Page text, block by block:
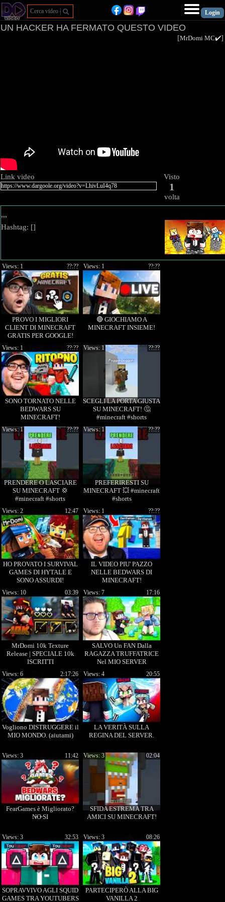
UN HACKER HA FERMATO QUESTO VIDEO
[MrDomi MC✔️]
Link video Visto
1
volta
""
Hashtag: []
PROVO I MIGLIORI
CLIENT DI MINECRAFT
GRATIS PER GOOGLE!
??:??
Views: 1
🔴 GIOCHIAMO A
MINECRAFT INSIEME!
??:??
Views: 1
SONO TORNATO NELLE
BEDWARS SU
MINECRAFT!
??:??
Views: 1
SCEGLI LA PORTA GIUSTA
SU MINECRAFT! 🤔
#minecraft #shorts
??:??
Views: 1
PRENDERE O LASCIARE
SU MINECRAFT 💢
#minecraft #shorts
??:??
Views: 1
PREFERIRESTI SU
MINECRAFT 💥 #minecraft
#shorts
??:??
Views: 1
HO PROVATO I SURVIVAL
GAMES DI HYTALE E
SONO ASSURDI!
12:47
Views: 2
IL VIDEO PIU' PAZZO
NELLE BEDWARS DI
MINECRAFT!
??:??
Views: 1
MrDomi 10k Texture
Release | SPECIALE 10k
ISCRITTI
03:39
Views: 10
SALVO Un FAN Dalla
RAGAZZA TRUFFATRICE
Nel MIO SERVER
MINECRAFT
17:16
Views: 7
Vogliono DISTRUGGERE il
MIO MONDO. (aiutami)
2:17:26
Views: 6
LA VERITÀ SULLA
REGINA DEL SERVER.
20:55
Views: 4
FearGames è Migliorato?
N̶O̶ SI
11:42
Views: 3
SFIDA ESTREMA TRA
AMICI SU MINECRAFT!
02:04
Views: 3
SOPRAVVIVO AGLI SQUID
GAMES TRA YOUTUBERS
32:53
Views: 3
PARTECIPERÒ ALLA BIG
VANILLA 2
08:26
Views: 3